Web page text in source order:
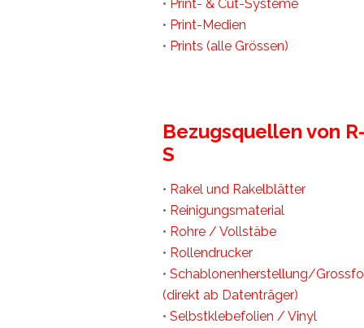
• Print- & Cut-Systeme
• Print-Medien
• Prints (alle Grössen)
Bezugsquellen von
S
• Rakel und Rakelblätter
• Reinigungsmaterial
• Rohre / Vollstäbe
• Rollendrucker
• Schablonenherstellung/
(direkt ab Datenträger)
• Selbstklebefolien / Vinyl